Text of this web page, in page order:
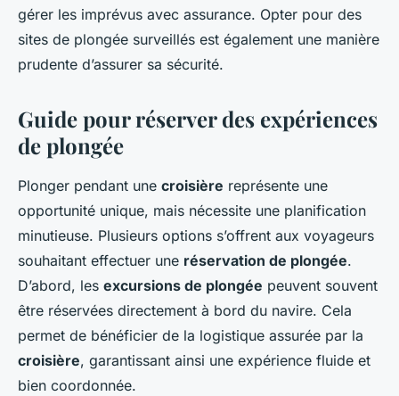
gérer les imprévus avec assurance. Opter pour des
sites de plongée surveillés est également une manière
prudente d’assurer sa sécurité.
Guide pour réserver des expériences
de plongée
Plonger pendant une croisière représente une
opportunité unique, mais nécessite une planification
minutieuse. Plusieurs options s’offrent aux voyageurs
souhaitant effectuer une réservation de plongée.
D’abord, les excursions de plongée peuvent souvent
être réservées directement à bord du navire. Cela
permet de bénéficier de la logistique assurée par la
croisière, garantissant ainsi une expérience fluide et
bien coordonnée.